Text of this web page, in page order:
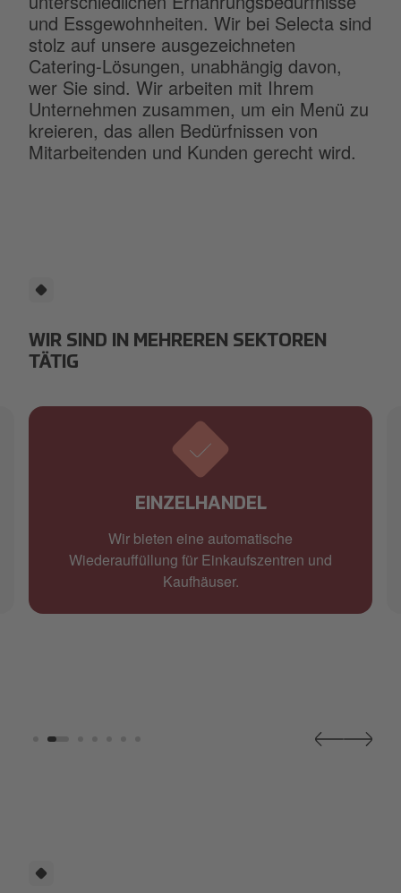
und Essgewohnheiten. Wir bei Selecta sind
stolz auf unsere ausgezeichneten
Catering-Lösungen, unabhängig davon,
wer Sie sind. Wir arbeiten mit Ihrem
Unternehmen zusammen, um ein Menü zu
kreieren, das allen Bedürfnissen von
Mitarbeitenden und Kunden gerecht wird.
WIR SIND IN MEHREREN SEKTOREN
TÄTIG
EINZELHANDEL
Wir bieten eine automatische
Wiederauffüllung für Einkaufszentren und
Kaufhäuser.